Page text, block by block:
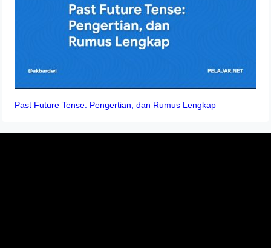
Past Future Tense: Pengertian, dan Rumus Lengkap